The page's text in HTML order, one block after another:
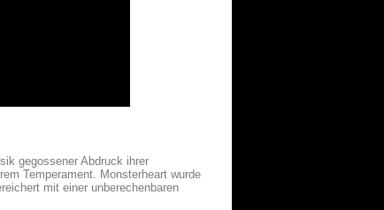
gegossener Abdruck ihrer
Temperament. Monsterheart wurde
mit einer unberechenbaren